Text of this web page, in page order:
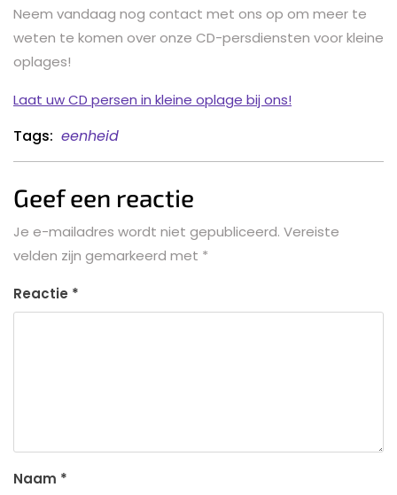
Neem vandaag nog contact met ons op om meer te
weten te komen over onze CD-persdiensten voor kleine
oplages!
Laat uw CD persen in kleine oplage bij ons!
Tags: eenheid
Geef een reactie
Je e-mailadres wordt niet gepubliceerd. Vereiste
velden zijn gemarkeerd met *
Reactie *
Naam *